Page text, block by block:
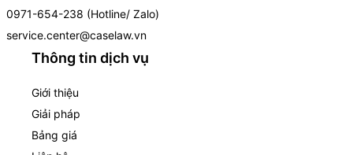
0971-654-238 (Hotline/ Zalo)
service.center@caselaw.vn
Thông tin dịch vụ
Giới thiệu
Giải pháp
Bảng giá